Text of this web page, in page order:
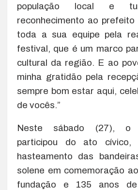
população local e
reconhecimento ao
toda a sua equipe pela
festival, que é um marco
cultural da região. E ao
minha gratidão pela
sempre bom estar aqui,
de vocês.”
Neste sábado (27), o
participou do ato cívico,
hasteamento das
solene em comemoração
fundação e 135 anos de